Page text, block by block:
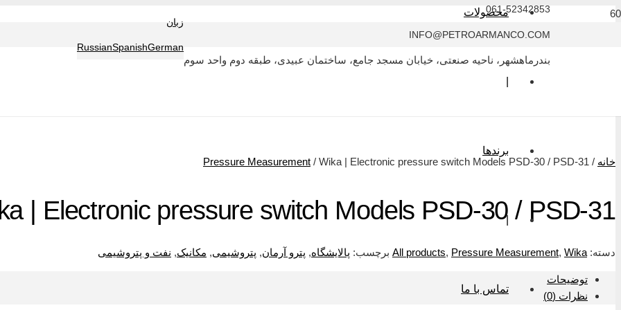
061-52342853
INFO@PETROARMANCO.COM
بندرماهشهر، ناحیه صنعتی، خیابان مسجد جامع، ساختمان عبیدی، طبقه دوم واحد سوم
زبان
RussianSpanishGerman
محصولات
برندها
|
تماس با ما
خانه /
Pressure Measurement / Wika | Electronic pressure switch Models PSD-30 / PSD-31
| Electronic pressure switch Models PSD-30 / PSD-31
دسته: All products, Pressure Measurement, Wika برچسب: پالایشگاه, پترو آرمان, پتروشیمی, مکانیک, نفت و پتروشیمی
توضیحات
نظرات (0)